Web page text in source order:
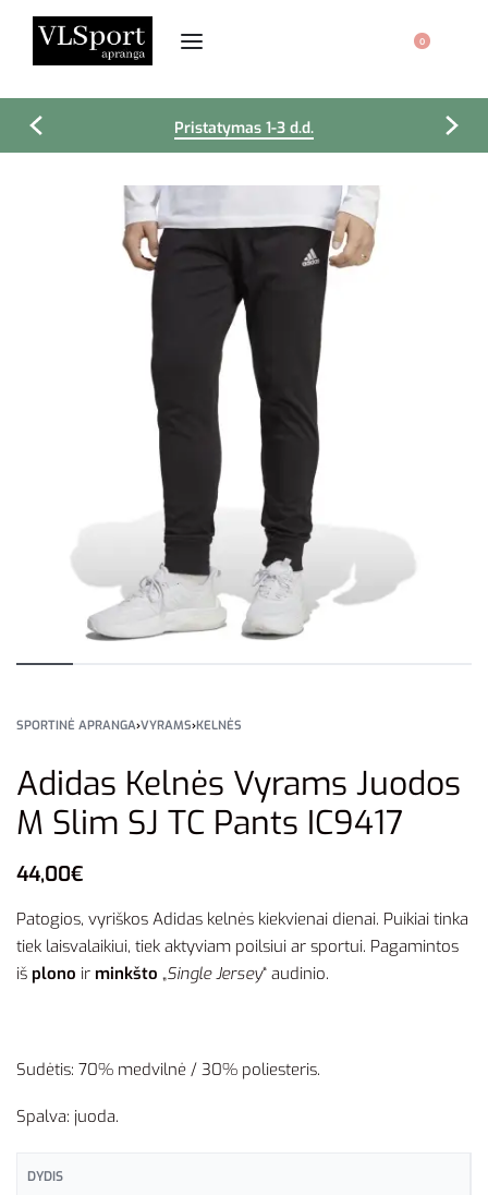
0
Pristatymas 1-3 d.d.
SPORTINĖ APRANGA›VYRAMS›KELNĖS
Adidas Kelnės Vyrams Juodos
M Slim SJ TC Pants IC9417
44,00€
Patogios, vyriškos Adidas kelnės kiekvienai dienai. Puikiai tinka
tiek laisvalaikiui, tiek aktyviam poilsiui ar sportui. Pagamintos
iš plono ir minkšto „Single Jersey“ audinio.
Sudėtis: 70% medvilnė / 30% poliesteris.
Spalva: juoda.
DYDIS